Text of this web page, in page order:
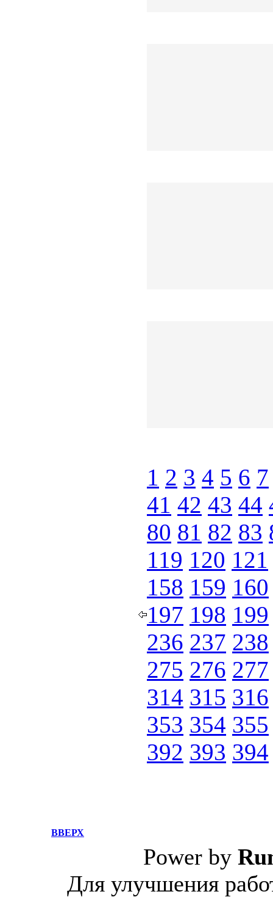
1 2 3 4 5 6 7
41 42 43 44
80 81 82 83
119 120 121
158 159 160
197 198 199
236 237 238
275 276 277
314 315 316
353 354 355
392 393 394
ВВЕРХ
Power by
Для улучшения